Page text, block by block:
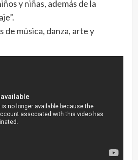
y niñas, además de la
de música, danza, arte y